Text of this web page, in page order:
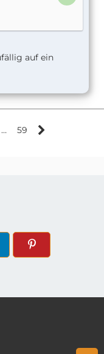
auf ein
… 59